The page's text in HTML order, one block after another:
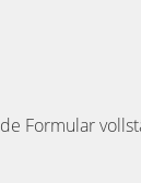
Formular